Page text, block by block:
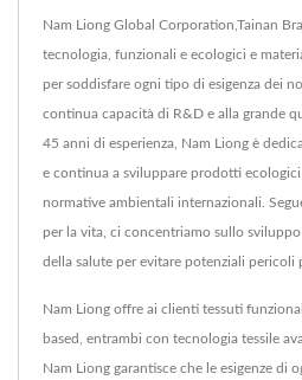
Nam Liong Global Corporation,Tainan
tecnologia, funzionali e ecologici e
per soddisfare ogni tipo di esigenza dei
continua capacità di R&D e alla grande
45 anni di esperienza, Nam Liong è
e continua a sviluppare prodotti
normative ambientali internazionali.
per la vita, ci concentriamo sullo
della salute per evitare potenziali pericoli
Nam Liong offre ai clienti tessuti
based, entrambi con tecnologia tessile
Nam Liong garantisce che le esigenze di